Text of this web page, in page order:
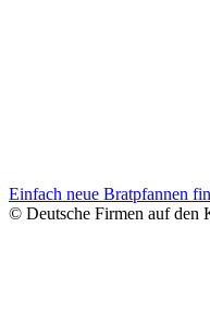
Einfach neue Bratpfannen
© Deutsche Firmen auf den